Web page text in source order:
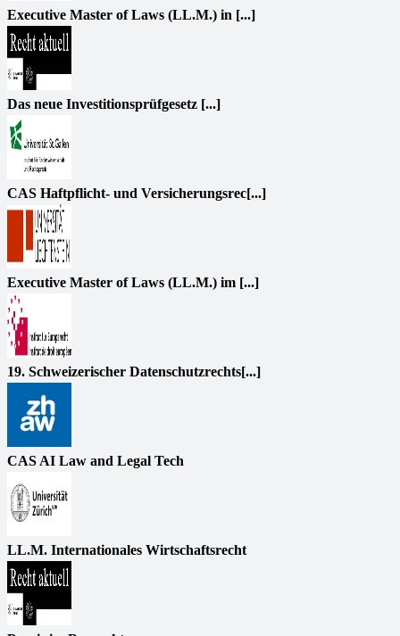
Executive Master of Laws (LL.M.) in [...]
Das neue Investitionsprüfgesetz [...]
CAS Haftpflicht- und Versicherungsrec[...]
Executive Master of Laws (LL.M.) im [...]
19. Schweizerischer Datenschutzrechts[...]
CAS AI Law and Legal Tech
LL.M. Internationales Wirtschaftsrecht